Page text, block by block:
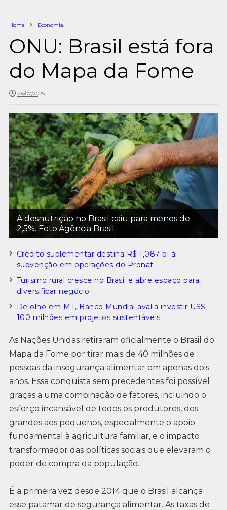
Home Economia
ONU: Brasil está fora
do Mapa da Fome
28/07/2025
A desnutrição no Brasil caiu para menos de
2,5%. Foto:Agência Brasil
Crédito suplementar destina R$ 1,087 bi à
subvenção em operações do Pronaf
Turismo rural cresce no Brasil e abre espaço para
diversificar negócio
De olho em MT, Banco Mundial avalia investir US$
100 milhões em projetos sustentáveis
As Nações Unidas retiraram oficialmente o Brasil do
Mapa da Fome por tirar mais de 40 milhões de
pessoas da insegurança alimentar em apenas dois
anos. Essa conquista sem precedentes foi possível
graças a uma combinação de fatores, incluindo o
esforço incansável de todos os produtores, dos
grandes aos pequenos, especialmente o apoio
fundamental à agricultura familiar, e o impacto
transformador das políticas sociais que elevaram o
poder de compra da população.
É a primeira vez desde 2014 que o Brasil alcança
esse patamar de segurança alimentar. As taxas de